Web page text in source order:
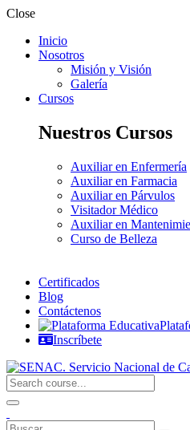
Close
Inicio
Nosotros
Misión y Visión
Galería
Cursos
Nuestros Cursos
Auxiliar en Enfermería
Auxiliar en Farmacia
Auxiliar en Párvulos
Visitador Médico
Auxiliar en
Curso de Belleza
Certificados
Blog
Contáctenos
Inscríbete